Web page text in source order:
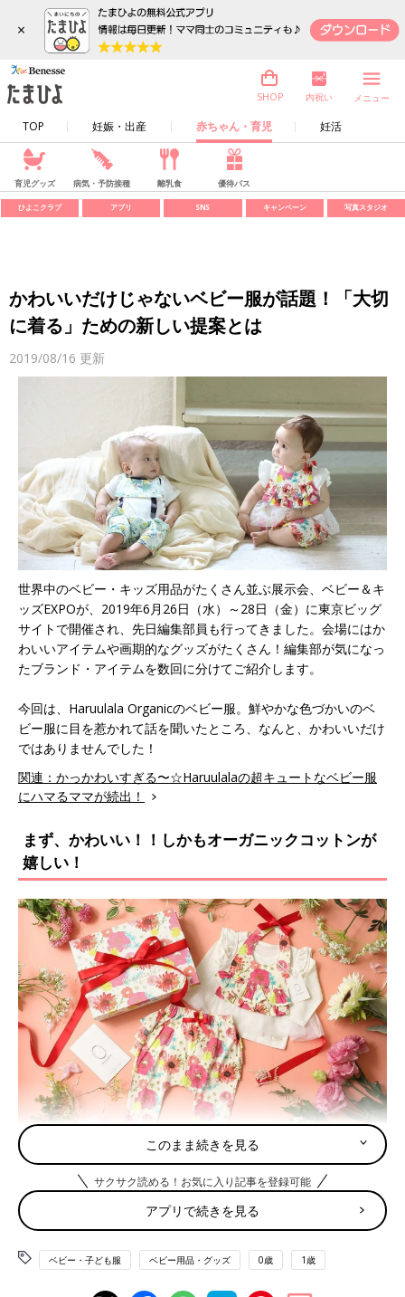
×
TOP 妊娠・出産 赤ちゃん・育児 妊活
SHOP 内祝い メニュー
育児グッズ 病気・予防接種 離乳食 優待パス
ひよこクラブ アプリ SNS キャンペーン 写真スタジオ
かわいいだけじゃないベビー服が話題！「大切
に着る」ための新しい提案とは
2019/08/16 更新
世界中のベビー・キッズ用品がたくさん並ぶ展示会、ベビー＆キ
ッズEXPOが、2019年6月26日（水）～28日（金）に東京ビッグ
サイトで開催され、先日編集部員も行ってきました。会場にはか
わいいアイテムや画期的なグッズがたくさん！編集部が気になっ
たブランド・アイテムを数回に分けてご紹介します。
今回は、Haruulala Organicのベビー服。鮮やかな色づかいのベ
ビー服に目を惹かれて話を聞いたところ、なんと、かわいいだけ
ではありませんでした！
関連：かっかわいすぎる〜☆Haruulalaの超キュートなベビー服
にハマるママが続出！
まず、かわいい！！しかもオーガニックコットンが
嬉しい！
デザインに加えて特筆すべきは素材へのこだわり。国際認証基準
である”Organic Contest Standard”の認証を受けたオーガニック
コットンを使用しています。赤ちゃんの肌に触れるものだから、
このまま続きを見る
サクサク読める！お気に入り記事を登録可能
アプリで続きを見る
ベビー・子ども服 ベビー用品・グッズ 0歳 1歳